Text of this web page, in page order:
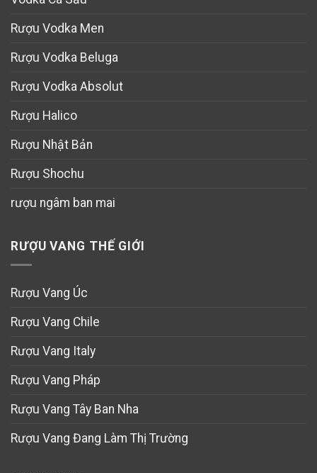
Rượu Vodka Men
Rượu Vodka Beluga
Rượu Vodka Absolut
Rượu Halico
Rượu Nhật Bản
Rượu Shochu
rượu ngâm ban mai
RƯỢU VANG THẾ GIỚI
Rượu Vang Úc
Rượu Vang Chile
Rượu Vang Italy
Rượu Vang Pháp
Rượu Vang Tây Ban Nha
Rượu Vang Đang Làm Thị Trường